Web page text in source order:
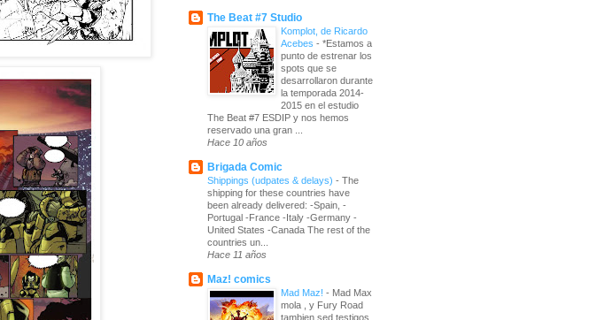
The Beat #7 Studio
Komplot, de Ricardo
Acebes - *Estamos a
punto de estrenar los
spots que se
desarrollaron durante
la temporada 2014-
2015 en el estudio
The Beat #7 ESDIP y nos hemos
reservado una gran ...
Hace 10 años
Brigada Comic
Shippings (udpates & delays) - The
shipping for these countries have
been already delivered: -Spain, -
Portugal -France -Italy -Germany -
United States -Canada The rest of the
countries un...
Hace 11 años
Maz! comics
Mad Maz! - Mad Max
mola , y Fury Road
tambien sed testigos